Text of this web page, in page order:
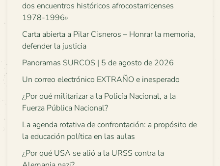
dos encuentros históricos afrocostarricenses
1978-1996»
Carta abierta a Pilar Cisneros – Honrar la memoria,
defender la justicia
Panoramas SURCOS | 5 de agosto de 2026
Un correo electrónico EXTRAÑO e inesperado
¿Por qué militarizar a la Policía Nacional, a la
Fuerza Pública Nacional?
La agenda rotativa de confrontación: a propósito de
la educación política en las aulas
¿Por qué USA se alió a la URSS contra la